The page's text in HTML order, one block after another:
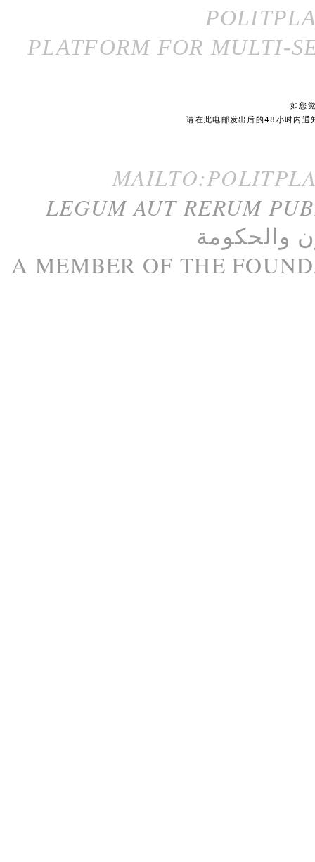
PLATFORM FOR MULTI-
如您
请在此电邮发出后的48小时内通
LEGUM AUT RERUM
والحكومة
A MEMBER OF THE